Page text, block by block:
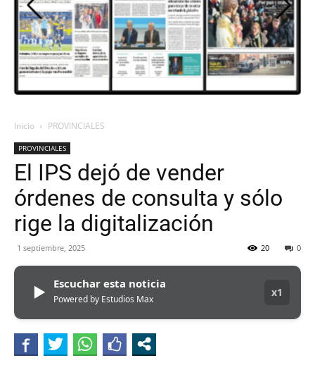
ORAN
107.1
Inicio PROVINCIALES
PROVINCIALES
El IPS dejó de vender
órdenes de consulta y sólo
rige la digitalización
1 septiembre, 2025 0
20
▶ Escuchar esta noticia
Powered by Estudios Max
x1